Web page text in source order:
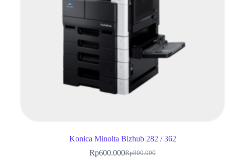
Konica Minolta Bizhub 282 / 362
Rp800.000
Rp600.000